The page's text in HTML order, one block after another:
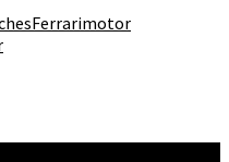
Ferrarimotor